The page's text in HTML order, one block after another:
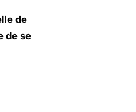
de
de se